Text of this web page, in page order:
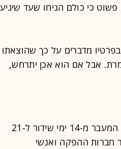
במשך 3 שנים - שוב, פשוט כי כולם הניחו שעד שיגיע
מדברים על כך שהוצאתו
אבל אם הוא אכן יתרחש,
לא דובר על כך הרבה, אבל יש גם מי שנהנו מהפיצול. המעבר מ-14 ימי שידור ל-21
חברות ההפקה ואנשי